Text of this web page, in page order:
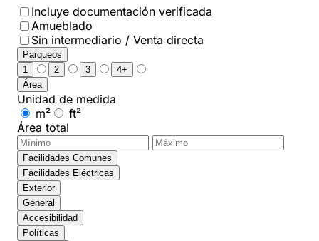
Incluye documentación verificada
Amueblado
Sin intermediario / Venta directa
Parqueos
1
2 3
4+
Área
Unidad de medida
m²
ft²
Área total
Facilidades Comunes
Facilidades Eléctricas
Exterior
General
Accesibilidad
Políticas